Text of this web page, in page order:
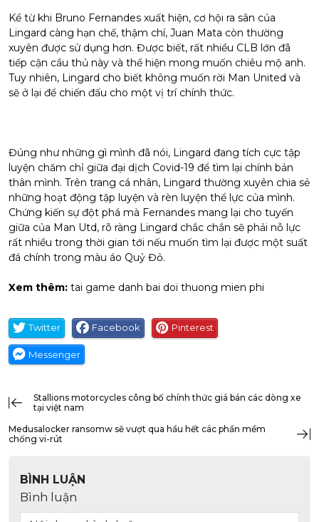
Kể từ khi Bruno Fernandes xuất hiện, cơ hội ra sân của
Lingard càng hạn chế, thậm chí, Juan Mata còn thường
xuyên được sử dụng hơn. Được biết, rất nhiều CLB lớn đã
tiếp cận cầu thủ này và thể hiện mong muốn chiêu mộ anh.
Tuy nhiên, Lingard cho biết không muốn rời Man United và
sẽ ở lại để chiến đấu cho một vị trí chính thức.
Đúng như những gì mình đã nói, Lingard đang tích cực tập
luyện chăm chỉ giữa đại dịch Covid-19 để tìm lại chính bản
thân mình. Trên trang cá nhân, Lingard thường xuyên chia sẻ
những hoạt động tập luyện và rèn luyện thể lực của mình.
Chứng kiến sự đột phá mà Fernandes mang lại cho tuyến
giữa của Man Utd, rõ ràng Lingard chắc chắn sẽ phải nỗ lực
rất nhiều trong thời gian tới nếu muốn tìm lại được một suất
đá chính trong màu áo Quỷ Đỏ.
Xem thêm: tai game danh bai doi thuong mien phi
Twitter Facebook Pinterest
Messenger
stallions motorcycles công bố chính thức giá bán các dòng xe
tại việt nam
medusalocker ransomw sẽ vượt qua hầu hết các phần mềm
chống vi-rút
BÌNH LUẬN
Bình luận